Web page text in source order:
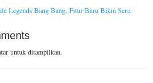
Legends Bang Bang, Fitur Baru Bikin Seru
untuk ditampilkan.